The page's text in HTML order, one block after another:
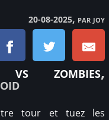
20-08-2025, par joy
zombies,
tour et tuez les